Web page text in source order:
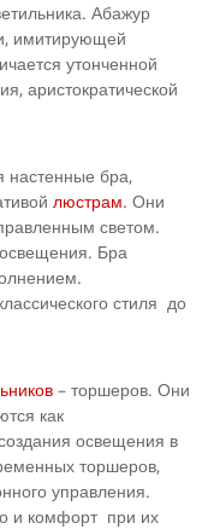
Абажур
имитирующей
утонченной
аристократической
настенные бра,
люстрам. Они
светом.
Бра
стиля до
– торшеров. Они
как
освещения в
торшеров,
управления.
и комфорт при их